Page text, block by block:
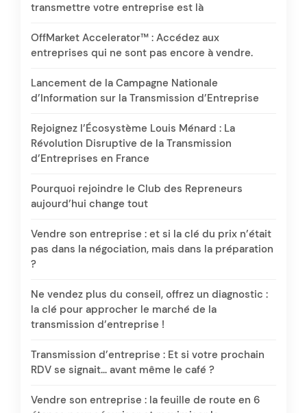
transmettre votre entreprise est là
OffMarket Accelerator™ : Accédez aux
entreprises qui ne sont pas encore à vendre.
Lancement de la Campagne Nationale
d’Information sur la Transmission d’Entreprise
Rejoignez l’Écosystème Louis Ménard : La
Révolution Disruptive de la Transmission
d’Entreprises en France
Pourquoi rejoindre le Club des Repreneurs
aujourd’hui change tout
Vendre son entreprise : et si la clé du prix n’était
pas dans la négociation, mais dans la préparation
?
Ne vendez plus du conseil, offrez un diagnostic :
la clé pour approcher le marché de la
transmission d’entreprise !
Transmission d’entreprise : Et si votre prochain
RDV se signait… avant même le café ?
Vendre son entreprise : la feuille de route en 6